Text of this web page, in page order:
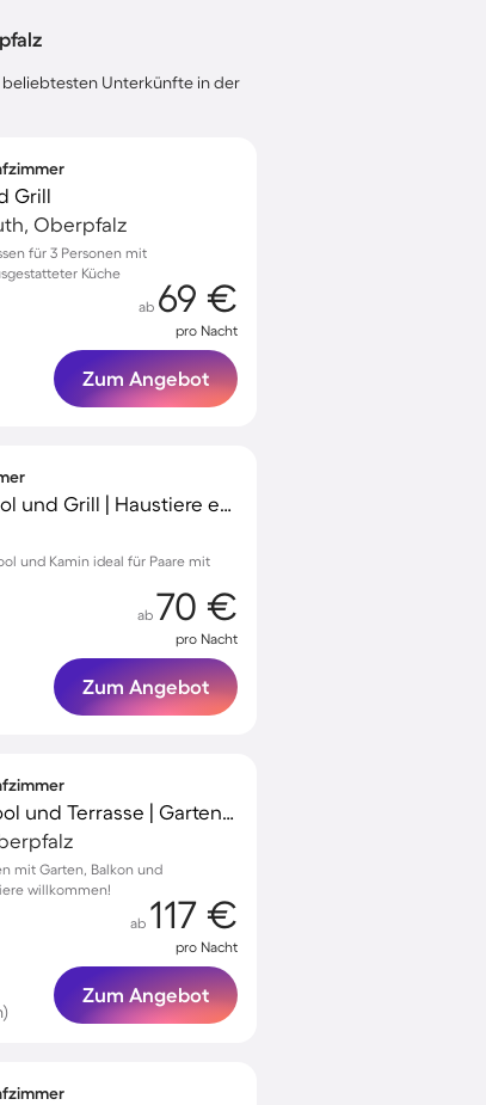
beliebtesten Unterkünfte in der
Grill
Oberpfalz
für 3 Personen mit
Küche
ab 69 €
pro Nacht
Zum Angebot
Ferienhaus mit Terrasse, Pool und Grill | Haustiere erlaubt
und Kamin ideal für Paare mit
ab 70 €
pro Nacht
Zum Angebot
Ferienwohnung mit Grill, Pool und Terrasse | Gartenblick
mit Garten, Balkon und
willkommen!
ab 117 €
pro Nacht
Zum Angebot